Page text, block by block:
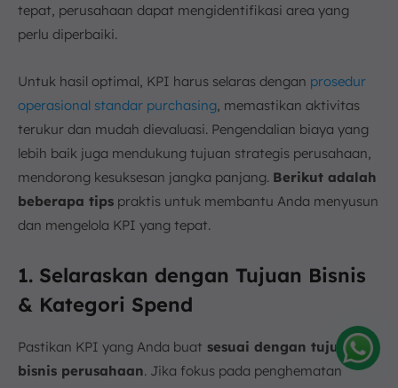
tepat, perusahaan dapat mengidentifikasi area yang
perlu diperbaiki.
Untuk hasil optimal, KPI harus selaras dengan prosedur
operasional standar purchasing , memastikan aktivitas
terukur dan mudah dievaluasi. Pengendalian biaya yang
lebih baik juga mendukung tujuan strategis perusahaan,
mendorong kesuksesan jangka panjang. Berikut adalah
beberapa tips praktis untuk membantu Anda menyusun
dan mengelola KPI yang tepat.
1. Selaraskan dengan Tujuan Bisnis
& Kategori Spend
Pastikan KPI yang Anda buat sesuai dengan tujuan
bisnis perusahaan. Jika fokus pada penghematan
Amelia